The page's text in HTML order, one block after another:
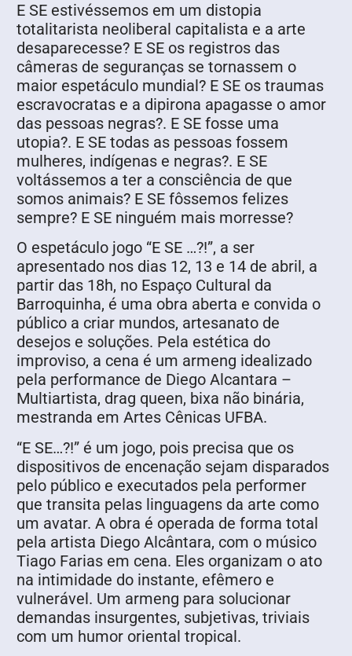
E SE estivéssemos em um distopia
totalitarista neoliberal capitalista e a arte
desaparecesse? E SE os registros das
câmeras de seguranças se tornassem o
maior espetáculo mundial? E SE os traumas
escravocratas e a dipirona apagasse o amor
das pessoas negras?. E SE fosse uma
utopia?. E SE todas as pessoas fossem
mulheres, indígenas e negras?. E SE
voltássemos a ter a consciência de que
somos animais? E SE fôssemos felizes
sempre? E SE ninguém mais morresse?
O espetáculo jogo “E SE …?!”, a ser
apresentado nos dias 12, 13 e 14 de abril, a
partir das 18h, no Espaço Cultural da
Barroquinha, é uma obra aberta e convida o
público a criar mundos, artesanato de
desejos e soluções. Pela estética do
improviso, a cena é um armeng idealizado
pela performance de Diego Alcantara –
Multiartista, drag queen, bixa não binária,
mestranda em Artes Cênicas UFBA.
“E SE…?!” é um jogo, pois precisa que os
dispositivos de encenação sejam disparados
pelo público e executados pela performer
que transita pelas linguagens da arte como
um avatar. A obra é operada de forma total
pela artista Diego Alcântara, com o músico
Tiago Farias em cena. Eles organizam o ato
na intimidade do instante, efêmero e
vulnerável. Um armeng para solucionar
demandas insurgentes, subjetivas, triviais
com um humor oriental tropical.